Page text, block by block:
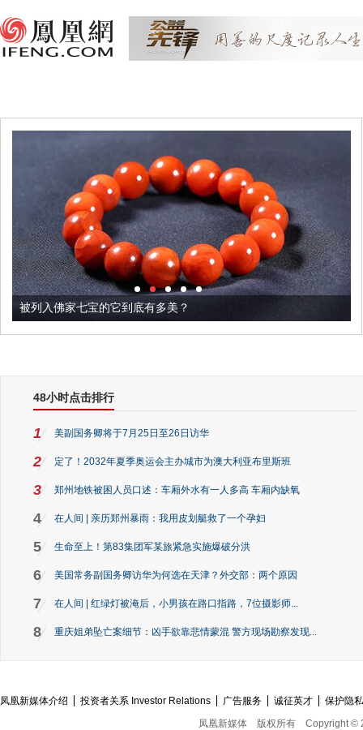
被列入佛家七宝的它到底有多美？
48小时点击排行
1 美副国务卿将于7月25日至26日访华
2 定了！2032年夏季奥运会主办城市为澳大利亚布里斯班
3 郑州地铁被困人员口述：车厢外水有一人多高 车厢内缺氧
4 在人间 | 亲历郑州暴雨：我用皮划艇救了一个孕妇
5 生命至上！第83集团军某旅紧急实施爆破分洪
6 美国常务副国务卿访华为何选在天津？外交部：两个原因
7 在人间 | 红绿灯被淹后，小男孩在路口指路，7位摄影师...
8 重庆姐弟坠亡案细节：凶手欲靠悲情蒙混 警方现场勘察发现...
凤凰新媒体介绍 投资者关系 Investor Relations 广告服务 诚征英才
保护隐
凤凰新媒体
版权所有 Copyright ©